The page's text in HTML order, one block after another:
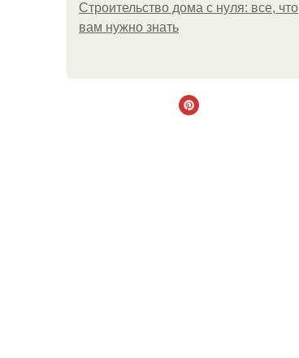
Строительство дома с нуля: все, что
вам нужно знать